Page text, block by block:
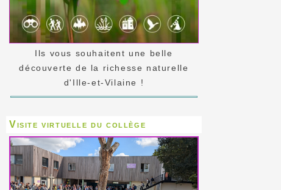
Ils vous souhaitent une belle
découverte de la richesse naturelle
d'Ille-et-Vilaine !
Visite virtuelle du collège